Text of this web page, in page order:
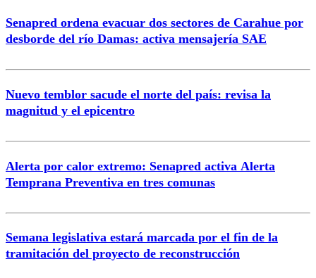
Senapred ordena evacuar dos sectores de Carahue por
desborde del río Damas: activa mensajería SAE
Nuevo temblor sacude el norte del país: revisa la
magnitud y el epicentro
Alerta por calor extremo: Senapred activa Alerta
Temprana Preventiva en tres comunas
Semana legislativa estará marcada por el fin de la
tramitación del proyecto de reconstrucción